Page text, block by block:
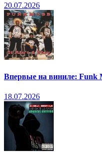
20.07.2026
Впервые на виниле: Funk
18.07.2026